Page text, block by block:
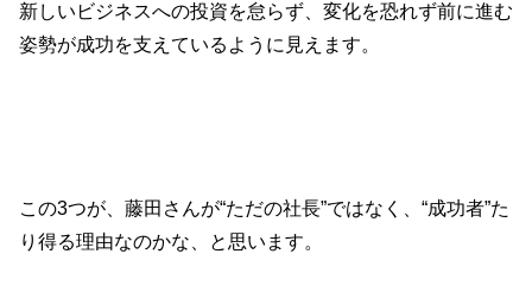
新しいビジネスへの投資を怠らず、変化を恐れず前に進む
姿勢が成功を支えているように見えます。
この3つが、藤田さんが“ただの社長”ではなく、“成功者”た
り得る理由なのかな、と思います。